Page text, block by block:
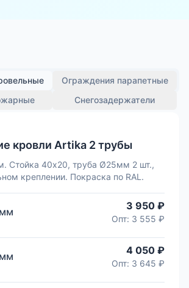
Ограждения парапетные
Снегозадержатели
кровли Artika 2 трубы
Стойка 40х20, труба Ø25мм 2 шт.,
креплении. Покраска по RAL.
мм 3 950 ₽
Опт: 3 555 ₽
мм 4 050 ₽
Опт: 3 645 ₽